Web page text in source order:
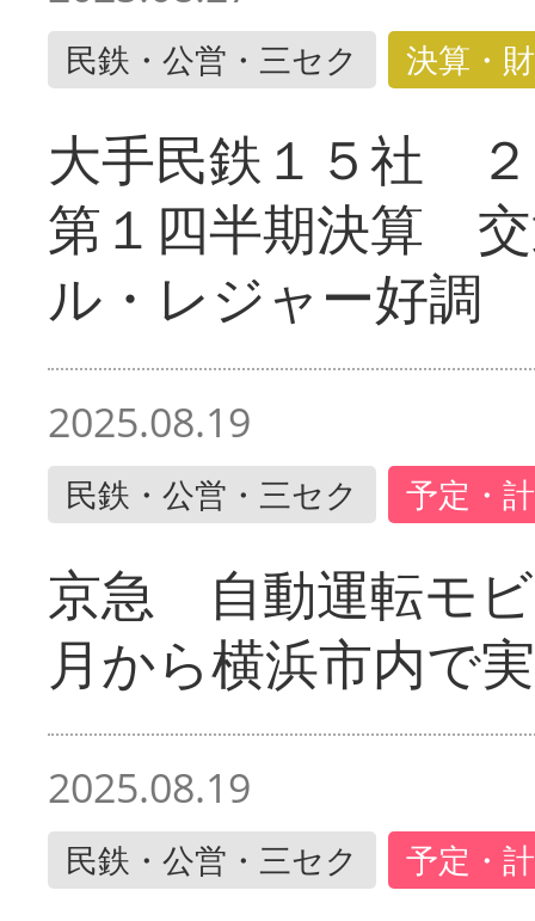
民鉄・公営・三セク 決算・
大手民鉄１５社
第１四半期決算
ル・レジャー好調
2025.08.19
民鉄・公営・三セク 予定・
京急 自動運転モ
月から横浜市内で
2025.08.19
民鉄・公営・三セク 予定・